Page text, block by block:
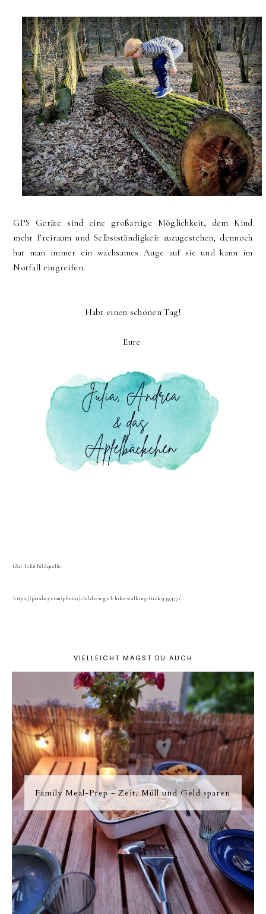
GPS Geräte sind eine großartige Möglichkeit, dem Kind
mehr Freiraum und Selbstständigkeit zuzugestehen, dennoch
hat man immer ein wachsames Auge auf sie und kann im
Notfall eingreifen.
Habt einen schönen Tag!
Eure
(Zur Info) Bildquelle:
https://pixabay.com/photos/children-girl-hike-walking-stick-4355477/
VIELLEICHT MAGST DU AUCH
Family Meal-Prep - Zeit, Müll und Geld sparen